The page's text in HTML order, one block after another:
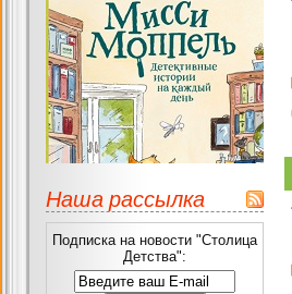
Наша рассылка
Подписка на новости "Столица
Детства":